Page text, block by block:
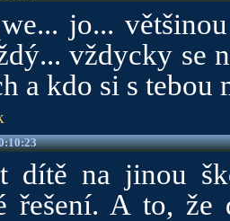
jo...
vždycky se
a kdo si s tebou
dítě na jinou
řešení. A to,